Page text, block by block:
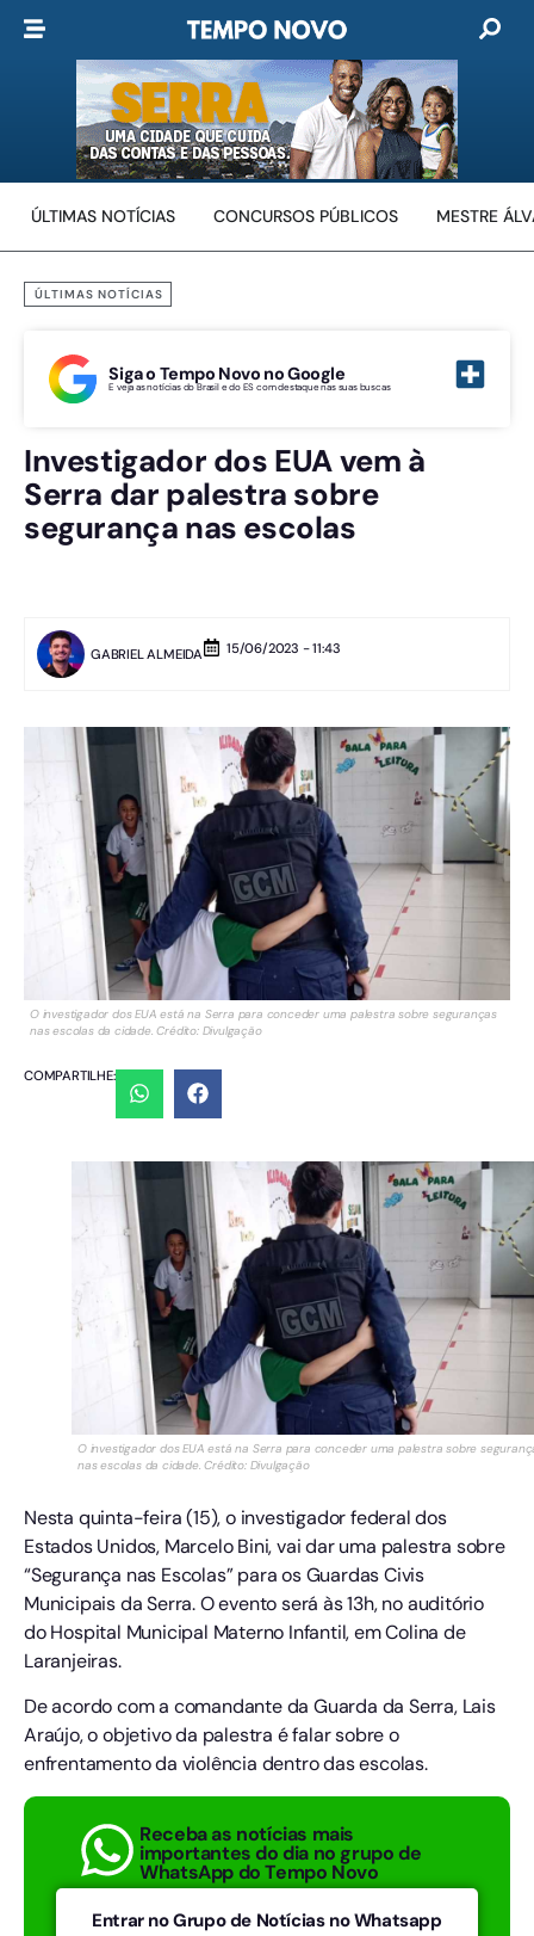
ÚLTIMAS NOTÍCIAS CONCURSOS PÚBLICOS MESTRE
ÚLTIMAS NOTÍCIAS
Siga o Tempo Novo no Google
E veja as notícias do Brasil e do ES com destaque nas suas buscas
Investigador dos EUA vem à
Serra dar palestra sobre
segurança nas escolas
GABRIEL ALMEIDA 15/06/2023 - 11:43
O investigador dos EUA está na Serra para conceder uma palestra sobre seguranças
nas escolas da cidade. Crédito: Divulgação
COMPARTILHE:
O investigador dos EUA está na Serra para conceder uma palestra sobre
nas escolas da cidade. Crédito: Divulgação
Nesta quinta-feira (15), o investigador federal dos
Estados Unidos, Marcelo Bini, vai dar uma palestra sobre
“Segurança nas Escolas” para os Guardas Civis
Municipais da Serra. O evento será às 13h, no auditório
do Hospital Municipal Materno Infantil, em Colina de
Laranjeiras.
De acordo com a comandante da Guarda da Serra, Lais
Araújo, o objetivo da palestra é falar sobre o
enfrentamento da violência dentro das escolas.
Receba as notícias mais
importantes do dia no grupo de
WhatsApp do Tempo Novo
Entrar no Grupo de Notícias no Whatsapp